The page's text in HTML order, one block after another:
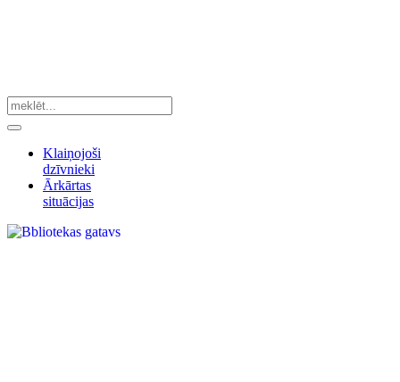
Klaiņojoši
dzīvnieki
Ārkārtas
situācijas